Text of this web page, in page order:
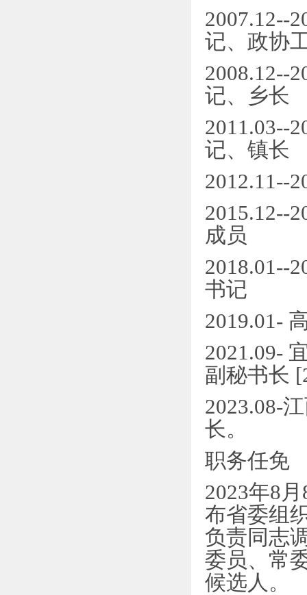
2007.12--
记、政协
2008.12--
记、乡长
2011.03--
记、镇长
2012.11--
2015.12--
成员
2018.01--
书记
2019.01-
2021.09-
副秘书长
2023.08-
长。
职务任免
2023年8
布省委组
负责同志
委员、常
候选人。